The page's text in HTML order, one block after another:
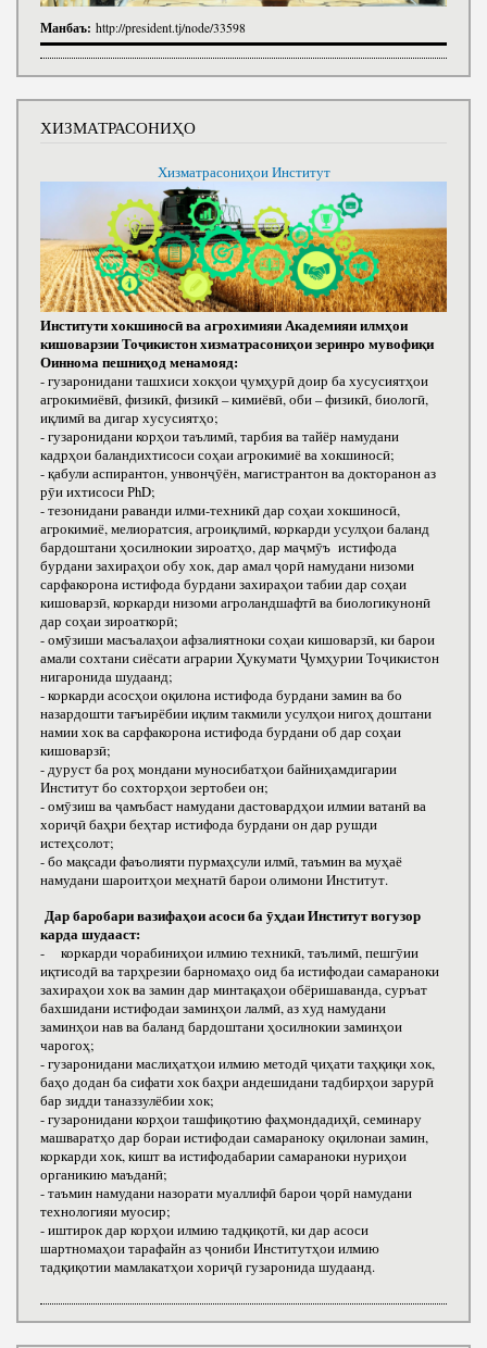
Манбаъ: http://president.tj/node/33598
ХИЗМАТРАСОНИҲО
Хизматрасониҳои Институт
Институти хокшиносӣ ва агрохимияи Академияи илмҳои
кишоварзии Тоҷикистон хизматрасониҳои зеринро мувофиқи
Оиннома пешниҳод менамояд:
- гузаронидани ташхиси хокҳои ҷумҳурӣ доир ба хусусиятҳои
агрокимиёвӣ, физикӣ, физикӣ – кимиёвӣ, оби – физикӣ, биологӣ,
иқлимӣ ва дигар хусусиятҳо;
- гузаронидани корҳои таълимӣ, тарбия ва тайёр намудани
кадрҳои баландихтисоси соҳаи агрокимиё ва хокшиносӣ;
- қабули аспирантон, унвонҷӯён, магистрантон ва докторанон аз
рӯи ихтисоси РhD;
- тезонидани раванди илми-техникӣ дар соҳаи хокшиносӣ,
агрокимиё, мелиоратсия, агроиқлимӣ, коркарди усулҳои баланд
бардоштани ҳосилнокии зироатҳо, дар маҷмӯъ истифода
бурдани захираҳои обу хок, дар амал ҷорӣ намудани низоми
сарфакорона истифода бурдани захираҳои табии дар соҳаи
кишоварзӣ, коркарди низоми агроландшафтӣ ва биологикунонӣ
дар соҳаи зироаткорӣ;
- омӯзиши масъалаҳои афзалиятноки соҳаи кишоварзӣ, ки барои
амали сохтани сиёсати аграрии Ҳукумати Ҷумҳурии Тоҷикистон
нигаронида шудаанд;
- коркарди асосҳои оқилона истифода бурдани замин ва бо
назардошти тағъирёбии иқлим такмили усулҳои нигоҳ доштани
намии хок ва сарфакорона истифода бурдани об дар соҳаи
кишоварзӣ;
- дуруст ба роҳ мондани муносибатҳои байниҳамдигарии
Институт бо сохторҳои зертобеи он;
- омӯзиш ва ҷамъбаст намудани дастовардҳои илмии ватанӣ ва
хориҷӣ баҳри беҳтар истифода бурдани он дар рушди
истеҳсолот;
- бо мақсади фаъолияти пурмаҳсули илмӣ, таъмин ва муҳаё
намудани шароитҳои меҳнатӣ барои олимони Институт.
Дар баробари вазифаҳои асоси ба ӯҳдаи Институт вогузор
карда шудааст:
- коркарди чорабиниҳои илмию техникӣ, таълимӣ, пешгӯии
иқтисодӣ ва тарҳрезии барномаҳо оид ба истифодаи самараноки
захираҳои хок ва замин дар минтақаҳои обёришаванда, суръат
бахшидани истифодаи заминҳои лалмӣ, аз худ намудани
заминҳои нав ва баланд бардоштани ҳосилнокии заминҳои
чарогоҳ;
- гузаронидани маслиҳатҳои илмию методӣ ҷиҳати таҳқиқи хок,
баҳо додан ба сифати хок баҳри андешидани тадбирҳои зарурӣ
бар зидди таназзулёбии хок;
- гузаронидани корҳои ташфиқотию фаҳмондадиҳӣ, семинару
машваратҳо дар бораи истифодаи самараноку оқилонаи замин,
коркарди хок, кишт ва истифодабарии самараноки нуриҳои
органикию маъданӣ;
- таъмин намудани назорати муаллифӣ барои ҷорӣ намудани
технологияи муосир;
- иштирок дар корҳои илмию тадқиқотӣ, ки дар асоси
шартномаҳои тарафайн аз ҷониби Институтҳои илмию
тадқиқотии мамлакатҳои хориҷӣ гузаронида шудаанд.